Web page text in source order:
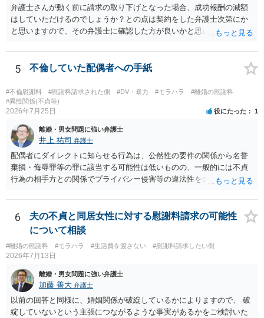
弁護士さんが動く前に請求の取り下げとなった場合、成功報酬の減額
はしていただけるのでしょうか？との点は契約をした弁護士次第にか
と思いますので、その弁護士に確認した方が良いかと思います。ご参
5 不倫していた配偶者への手紙
#不倫慰謝料 #慰謝料請求された側 #DV・暴力 #モラハラ
#離婚の慰謝料
#異性関係(不貞等)
2026年7月25日 役にたった 1
離婚・男女問題に強い弁護士
井上 祐司 弁護士
配偶者にダイレクトに知らせる行為は、公然性の要件の関係から名誉
棄損・侮辱罪等の罪に該当する可能性は低いものの、一般的には不貞
行為の相手方との関係でプライバシー侵害等の違法性を含む行為で
ため、弁護士としては推奨しないことが一般的かと思います。
6
夫の不貞と同居女性に対する慰謝料請求の可能性
について相談
#離婚の慰謝料 #モラハラ #生活費を渡さない #慰謝料請求したい側
2026年7月13日
離婚・男女問題に強い弁護士
加藤 善大 弁護士
以前の回答と同様に、婚姻関係が破綻しているかによりますので、 破
綻していないという主張につながるような事実があるかをご検討いた